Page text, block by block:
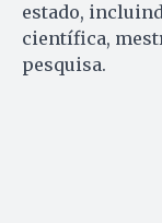
estado,
científica,
pesquisa.